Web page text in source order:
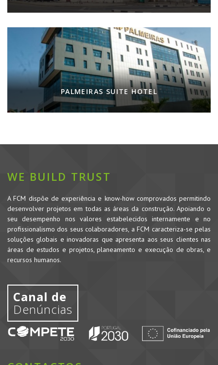
PALMEIRAS SUITE HOTEL
WE BUILD TRUST
A FCM dispõe de experiência e know-how comprovados permitindo
desenvolver projetos em todas as áreas da construção. Apoiando o
seu desempenho nos valores estabelecidos internamente e no
profissionalismo dos seus colaboradores, a FCM caracteriza-se pelas
soluções globais e inovadoras que apresenta aos seus clientes nas
áreas de estudos e projetos, planeamento e execução de obras, e
recursos humanos.
Canal de
Denúncias